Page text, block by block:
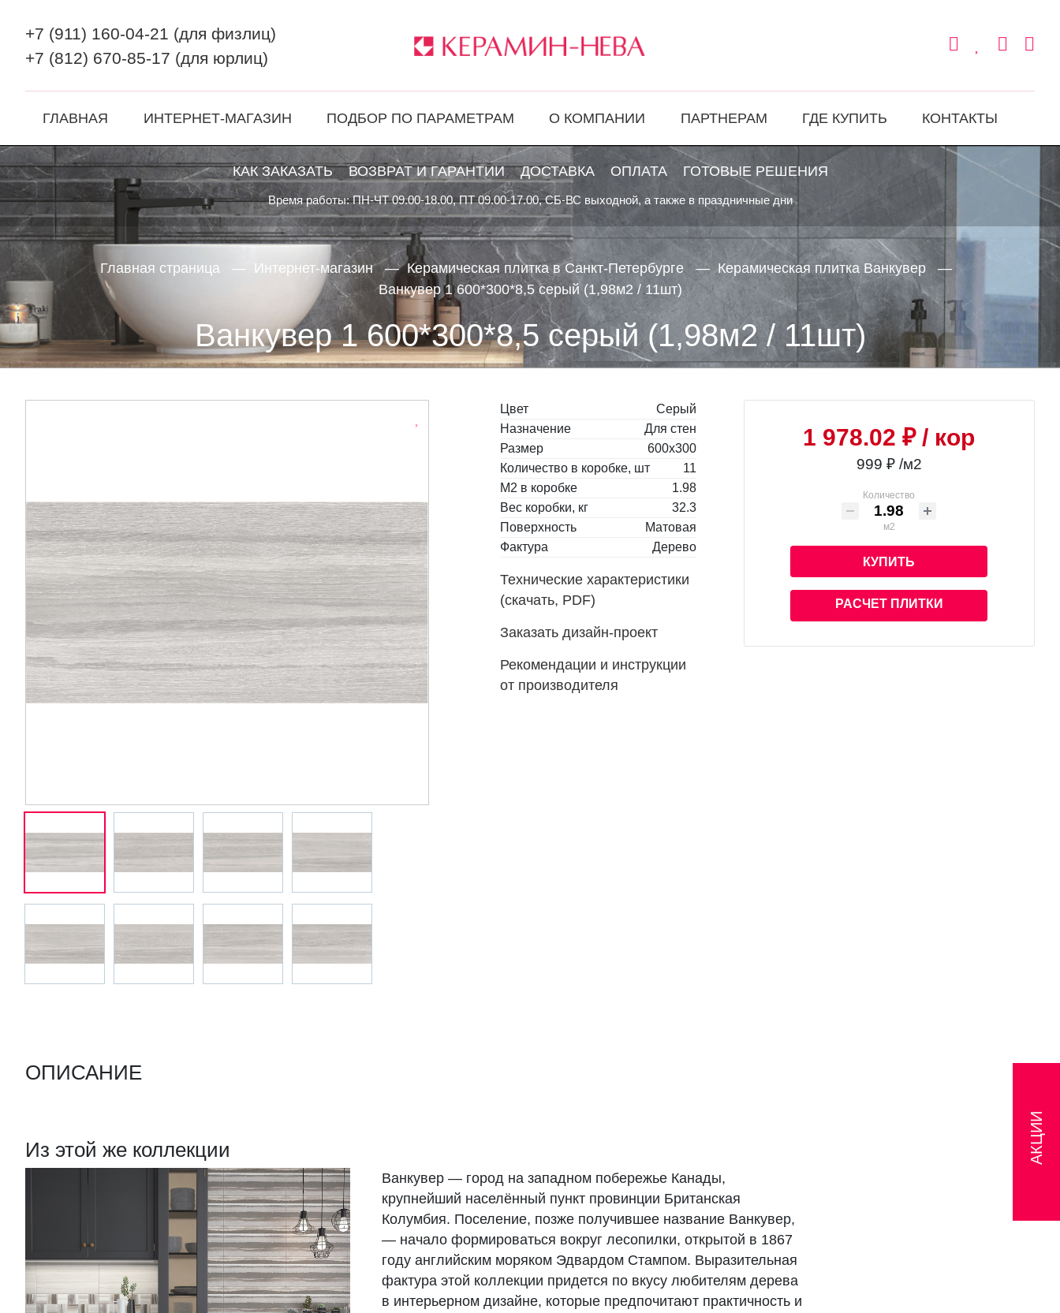
+7 (911) 160-04-21 (для физлиц)
+7 (812) 670-85-17 (для юрлиц)
ГЛАВНАЯ ИНТЕРНЕТ-МАГАЗИН ПОДБОР ПО ПАРАМЕТРАМ О КОМПАНИИ ПАРТНЕРАМ ГДЕ КУПИТЬ КОНТАКТЫ
КАК ЗАКАЗАТЬ ВОЗВРАТ И ГАРАНТИИ ДОСТАВКА ОПЛАТА ГОТОВЫЕ РЕШЕНИЯ
Время работы: ПН-ЧТ 09.00-18.00, ПТ 09.00-17.00, СБ-ВС выходной, а также в праздничные дни
Главная страница Интернет-магазин Керамическая плитка в Санкт-Петербурге
Керамическая плитка Ванкувер
Ванкувер 1 600*300*8,5 серый (1,98м2 / 11шт)
Ванкувер 1 600*300*8,5 серый (1,98м2 / 11шт)
Цвет
Серый
Назначение
Для стен
Размер
600x300
Количество в коробке, шт
11
М2 в коробке
1.98
Вес коробки, кг
32.3
Поверхность
Матовая
Фактура
Дерево
Технические характеристики
(скачать, PDF)
Заказать дизайн-проект
Рекомендации и инструкции
от производителя
1 978.02 ₽/ кор
999 ₽ /м2
Количество
м2
КУПИТЬ
РАСЧЕТ ПЛИТКИ
ОПИСАНИЕ
Из этой же коллекции
Ванкувер — город на западном побережье Канады,
крупнейший населённый пункт провинции Британская
Колумбия. Поселение, позже получившее название Ванкувер,
— начало формироваться вокруг лесопилки, открытой в 1867
году английским моряком Эдвардом Стампом. Выразительная
фактура этой коллекции придется по вкусу любителям дерева
в интерьерном дизайне, которые предпочитают практичность и
АКЦИИ